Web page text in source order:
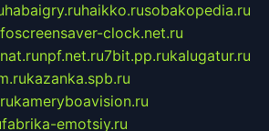
habaigry.ruhaikko.rusobakopedia.ru
screensaver-clock.net.ru
npf.net.ru7bit.pp.rukalugatur.ru
kazanka.spb.ru
kameryboavision.ru
fabrika-emotsiy.ru